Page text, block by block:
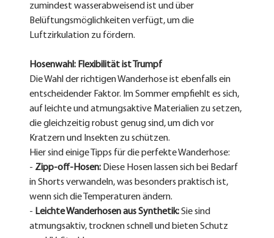
zumindest wasserabweisend ist und über
Belüftungsmöglichkeiten verfügt, um die
Luftzirkulation zu fördern.
Hosenwahl: Flexibilität ist Trumpf
Die Wahl der richtigen Wanderhose ist ebenfalls ein
entscheidender Faktor. Im Sommer empfiehlt es sich,
auf leichte und atmungsaktive Materialien zu setzen,
die gleichzeitig robust genug sind, um dich vor
Kratzern und Insekten zu schützen.
Hier sind einige Tipps für die perfekte Wanderhose:
- Zipp-off-Hosen: Diese Hosen lassen sich bei Bedarf
in Shorts verwandeln, was besonders praktisch ist,
wenn sich die Temperaturen ändern.
- Leichte Wanderhosen aus Synthetik: Sie sind
atmungsaktiv, trocknen schnell und bieten Schutz